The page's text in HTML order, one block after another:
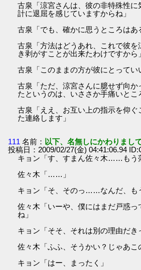
古泉「涼宮さんは、彼の非特殊性に
計に退屈を感じていますからね」
古泉「でも、確かに思うところはあ
古泉「方法はどうあれ、これで彼を
き剥がすことが出来たわけですから」
古泉「このままの方が彼にとってい
古泉「ただ、涼宮さんに臆せず向か
たというのは、いささか手痛いとこ
古泉「ええ、お互い上の指示を仰ぐ
た連絡します」
111 名前： 以下、名無しにかわりまし
投稿日：2009/02/27(金) 04:41:06.94
キョン「す、すまん佐々木……もう
佐々木「……」
キョン「そ、そのっ……なんだ、も
佐々木「いーや、僕にはまだ戸惑っ
ね」
キョン「そそ、それは別の理由だき
佐々木「ふふ、そうかい？じゃあこ
キョン「はー、まったく」